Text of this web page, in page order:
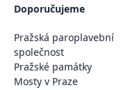
Doporučujeme
Pražská paroplavební
společnost
Pražské památky
Mosty v Praze